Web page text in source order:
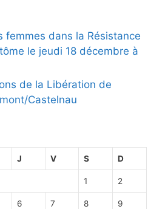
femmes dans la Résistance
le jeudi 18 décembre à
de la Libération de
Castelnau
J V S D
1 2
6 7 8 9